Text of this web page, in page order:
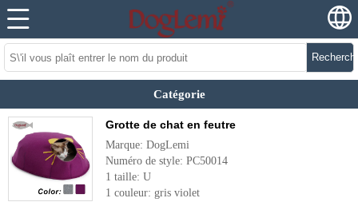
Catégorie
Grotte de chat en feutre
Marque: DogLemi
Numéro de style: PC50014
1 taille: U
1 couleur: gris violet